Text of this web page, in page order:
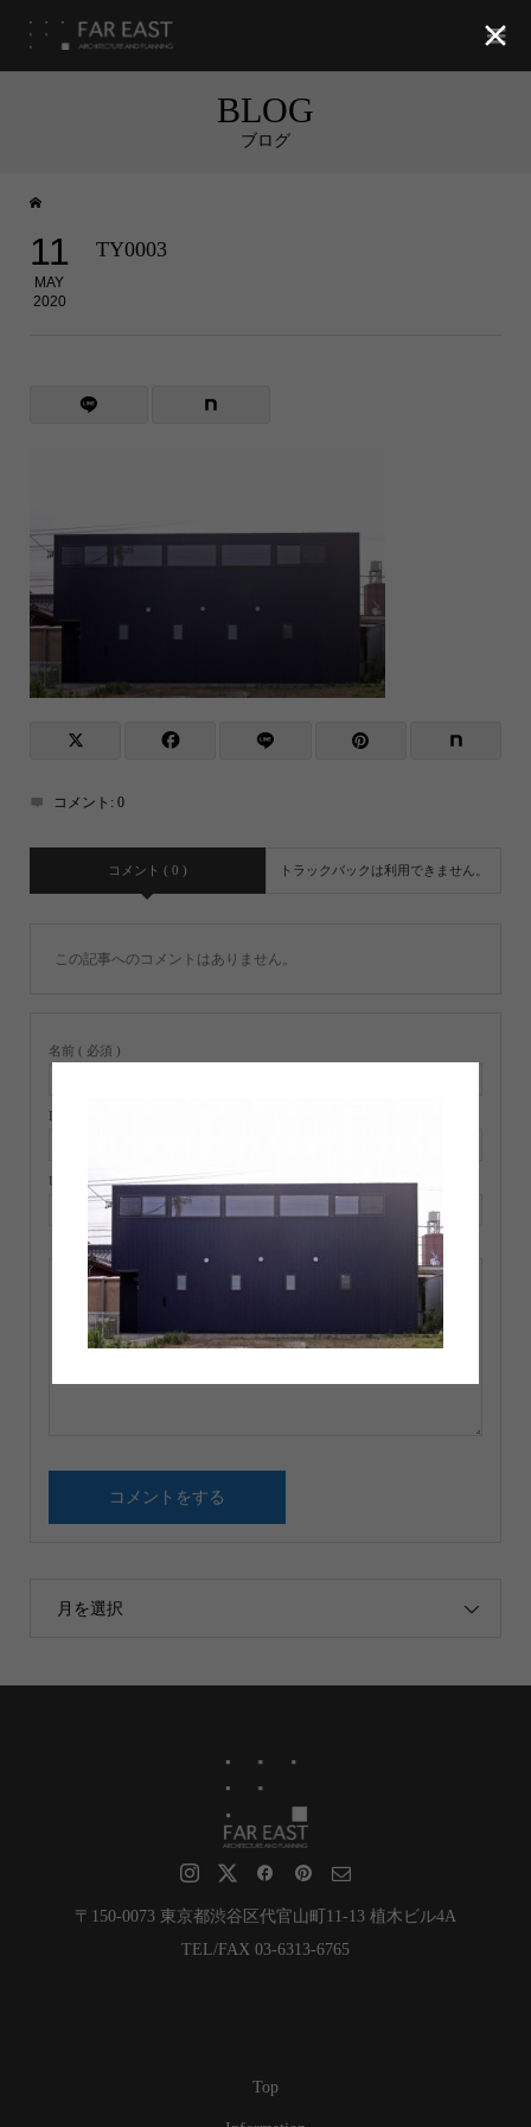
BLOG
ブログ
11
MAY
2020
TY0003
コメント: 0
コメント ( 0 ) トラックバックは利用できません。
この記事へのコメントはありません。
名前 ( 必須 )
E-MAIL ( 必須 ) ※ 公開されません
URL
月を選択
〒150-0073 東京都渋谷区代官山町11-13 植木ビル4A
TEL/FAX 03-6313-6765
Top
